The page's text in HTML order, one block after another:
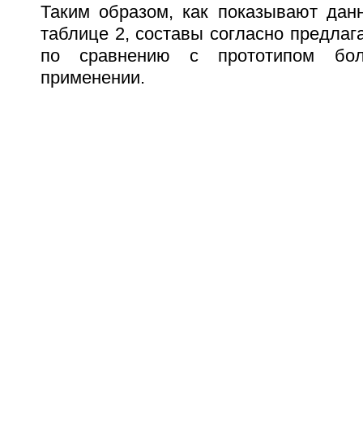
Таким образом, как показывают
таблице 2, составы согласно
по сравнению с прототипом
применении.